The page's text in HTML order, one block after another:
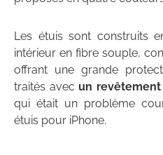
Les étuis sont construits
intérieur en fibre souple,
offrant une grande
traités avec un
qui était un problème
étuis pour iPhone.